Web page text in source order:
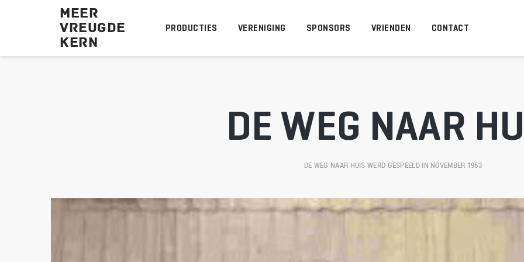
MEER
VREUGDE
KERN
PRODUCTIES VERENIGING SPONSORS VRIENDEN CONTACT
DE WEG NAAR
DE WEG NAAR HUIS WERD GESPEELD IN NOVEMBER 1963